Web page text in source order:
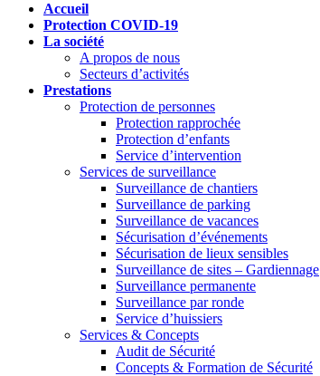
Accueil
Protection COVID-19
La société
A propos de nous
Secteurs d’activités
Prestations
Protection de personnes
Protection rapprochée
Protection d’enfants
Service d’intervention
Services de surveillance
Surveillance de chantiers
Surveillance de parking
Surveillance de vacances
Sécurisation d’événements
Sécurisation de lieux sensibles
Surveillance de sites – Gardiennage
Surveillance permanente
Surveillance par ronde
Service d’huissiers
Services & Concepts
Audit de Sécurité
Concepts & Formation de Sécurité